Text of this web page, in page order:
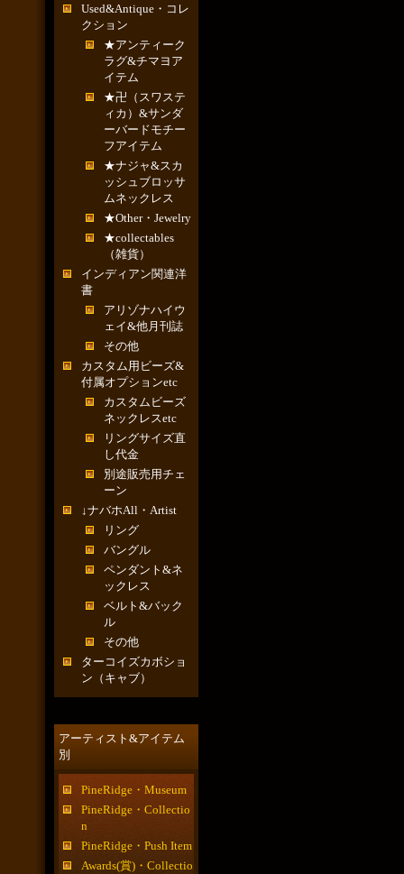
Used&Antique・コレ
クション
★アンティーク
ラグ&チマヨア
イテム
★卍（スワステ
ィカ）&サンダ
ーバードモチー
フアイテム
★ナジャ&スカ
ッシュブロッサ
ムネックレス
★Other・Jewelry
★collectables
（雑貨）
インディアン関連洋
書
アリゾナハイウ
ェイ&他月刊誌
その他
カスタム用ビーズ&
付属オプションetc
カスタムビーズ
ネックレスetc
リングサイズ直
し代金
別途販売用チェ
ーン
↓ナバホAll・Artist
リング
バングル
ペンダント&ネ
ックレス
ベルト&バック
ル
その他
ターコイズカボショ
ン（キャブ）
アーティスト&アイテム
別
PineRidge・Museum
PineRidge・Collectio
n
PineRidge・Push Item
Awards(賞)・Collectio